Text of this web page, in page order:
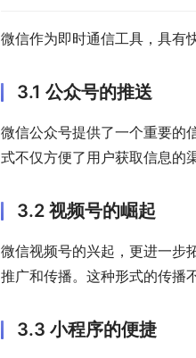
微信作为即时通信工具，具有
3.1 公众号的推送
微信公众号提供了一个重要的
式不仅方便了用户获取信息的
3.2 视频号的崛起
微信视频号的兴起，更进一步
推广和传播。这种形式的传播
3.3 小程序的便捷